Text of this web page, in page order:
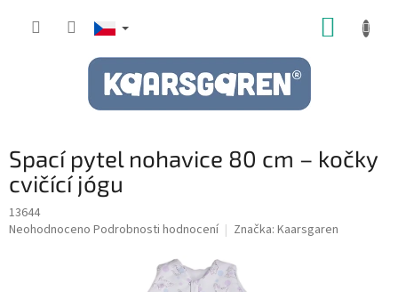
Spací pytel nohavice 80 cm – kočky
cvičící jógu
13644
Průměrné
Neohodnoceno Podrobnosti hodnocení Značka: Kaarsgaren